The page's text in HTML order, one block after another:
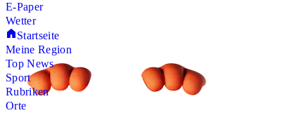
E-Paper
Wetter
Startseite
Meine Region
Top News
Sport
Rubriken
Orte